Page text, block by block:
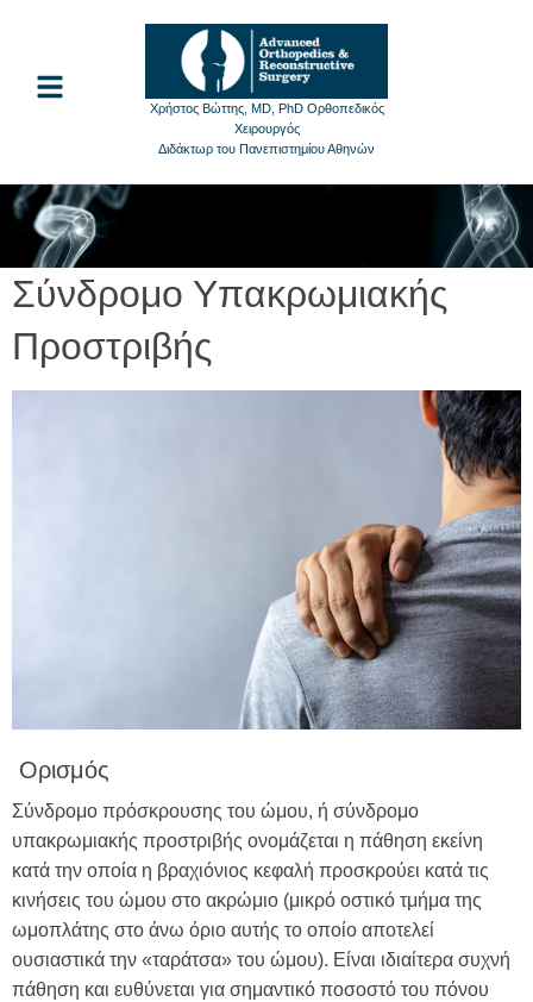
Χρήστος Βώττης, MD, PhD Ορθοπεδικός
Χειρουργός
Διδάκτωρ του Πανεπιστημίου Αθηνών
Σύνδρομο Υπακρωμιακής
Προστριβής
Ορισμός
Σύνδρομο πρόσκρουσης του ώμου, ή σύνδρομο
υπακρωμιακής προστριβής ονομάζεται η πάθηση εκείνη
κατά την οποία η βραχιόνιος κεφαλή προσκρούει κατά τις
κινήσεις του ώμου στο ακρώμιο (μικρό οστικό τμήμα της
ωμοπλάτης στο άνω όριο αυτής το οποίο αποτελεί
ουσιαστικά την «ταράτσα» του ώμου). Είναι ιδιαίτερα συχνή
πάθηση και ευθύνεται για σημαντικό ποσοστό του πόνου